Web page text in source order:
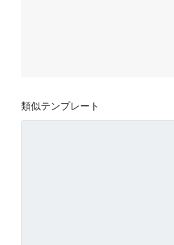
類似テンプレート